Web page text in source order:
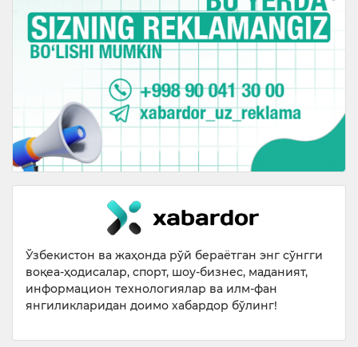
Ўзбекистон ва жаҳонда рўй бераётган энг сўнгги
воқеа-ҳодисалар, спорт, шоу-бизнес, маданият,
информацион технологиялар ва илм-фан
янгиликларидан доимо хабардор бўлинг!